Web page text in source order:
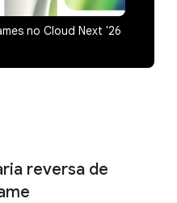
no Cloud Next '26
reversa de